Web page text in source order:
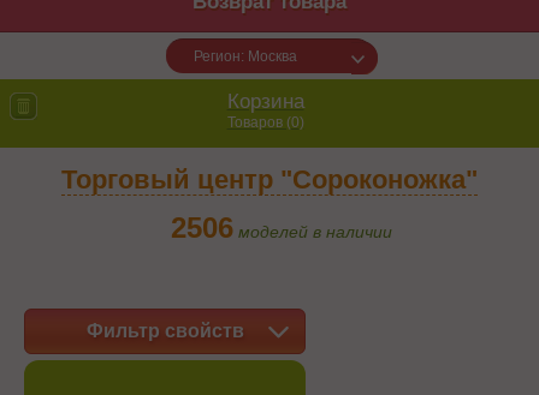
Регион: Москва
Корзина
Товаров (0)
Торговый центр "Сороконожка"
2506 моделей в наличии
Фильтр свойств